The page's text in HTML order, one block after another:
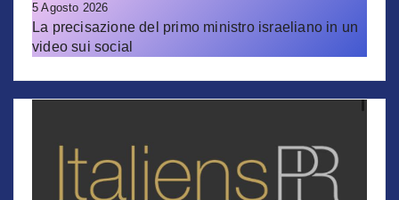
5 Agosto 2026
La precisazione del primo ministro israeliano in un
video sui social